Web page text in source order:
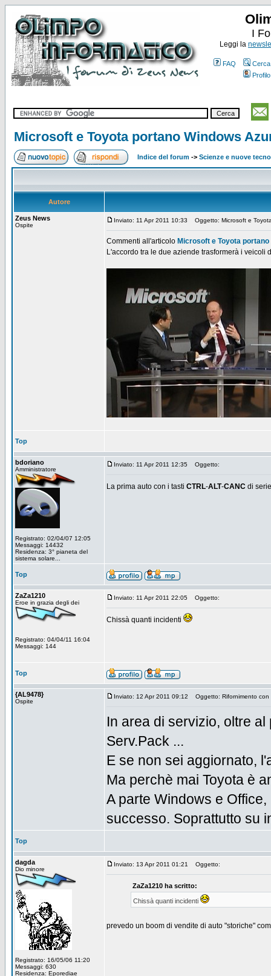
I
Leggi la
FAQ
Cerca
Profilo
Microsoft e Toyota portano Windows
Indice del forum -> Scienze e nuove
Autore
Zeus News
Ospite
Inviato: 11 Apr 2011 10:33 Oggetto: Microsoft e
Commenti all'articolo Microsoft e Toyota
L'accordo tra le due aziende trasformerà i veicoli
Top
bdoriano
Amministratore
Registrato: 02/04/07 12:05
Messaggi: 14432
Residenza: 3° pianeta del
sistema solare...
Inviato: 11 Apr 2011 12:35 Oggetto:
La prima auto con i tasti CTRL-ALT-CANC di
Top
ZaZa1210
Eroe in grazia degli dei
Registrato: 04/04/11 16:04
Messaggi: 144
Inviato: 11 Apr 2011 22:05 Oggetto:
Chissà quanti incidenti
Top
{AL9478}
Ospite
Inviato: 12 Apr 2011 09:12 Oggetto: Rifornimento con
In area di servizio, oltre
Serv.Pack ...
E se non sei aggiornato,
Ma perchè mai Toyota è
A parte Windows e
successo. Soprattutto su
Top
dagda
Dio minore
Registrato: 16/05/06 11:20
Messaggi: 630
Residenza: Eporediae
Inviato: 13 Apr 2011 01:21 Oggetto:
ZaZa1210 ha scritto:
Chissà quanti incidenti
prevedo un boom di vendite di auto "storiche"